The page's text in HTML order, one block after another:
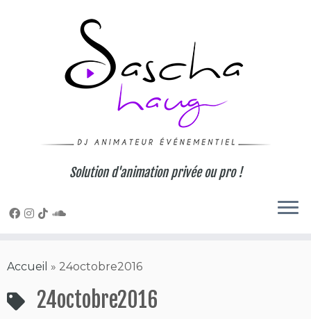
Solution d'animation privée ou pro !
Accueil » 24octobre2016
24octobre2016